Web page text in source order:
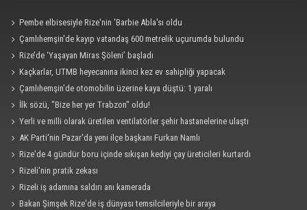
Pembe elbisesiyle Rize'nin 'Barbie Abla'sı oldu
Çamlıhemşin'de kayıp vatandaş 600 metrelik uçurumda bulundu
Rize’de ‘Yaşayan Miras Şöleni’ başladı
Kaçkarlar, UTMB heyecanına ikinci kez ev sahipliği yapacak
Çamlıhemşin'de otomobilin üzerine kaya düştü: 1 yaralı
İlk sözü, "Bize her yer Trabzon" oldu!
Yerli ve milli olarak üretilen ventilatörler şehir hastanelerine ulaştı
AK Parti'nin Pazar'da yeni ilçe başkanı Furkan Namlı
Rize'de 4 gündür boru içinde sıkışan kediyi çay üreticileri kurtardı
Rizeli'nin pratik zekası
Rizeli iş adamına saldırı anı kamerada
Bakan Şimşek Rize'de iş dünyası temsilcileriyle bir araya